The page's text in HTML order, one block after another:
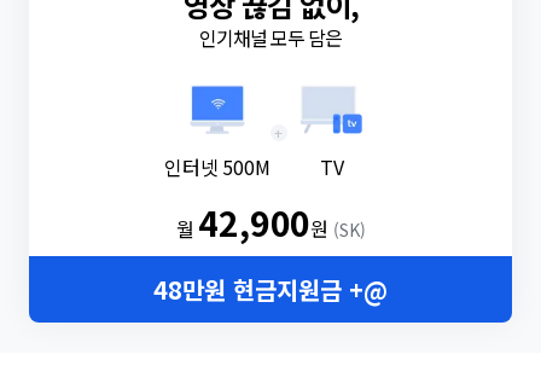
인기채널 모두 담은
인터넷 500M
+
TV
월 42,900원 (SK)
48만원 현금지원금 +@